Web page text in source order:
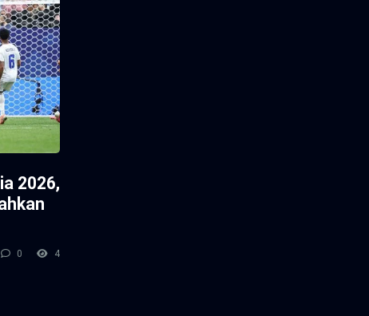
2026,
0 4